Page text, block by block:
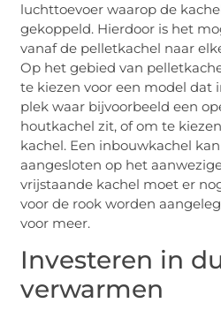
luchttoevoer waarop de
gekoppeld. Hierdoor is het
vanaf de pelletkachel naar
Op het gebied van
te kiezen voor een model dat
plek waar bijvoorbeeld een
houtkachel zit, of om te
kachel. Een inbouwkachel
aangesloten op het
vrijstaande kachel moet er
voor de rook worden
voor meer.
Investeren in
verwarmen